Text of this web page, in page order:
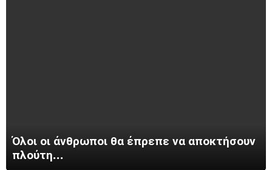
Όλοι οι άνθρωποι θα έπρεπε να αποκτήσουν
πλούτη…